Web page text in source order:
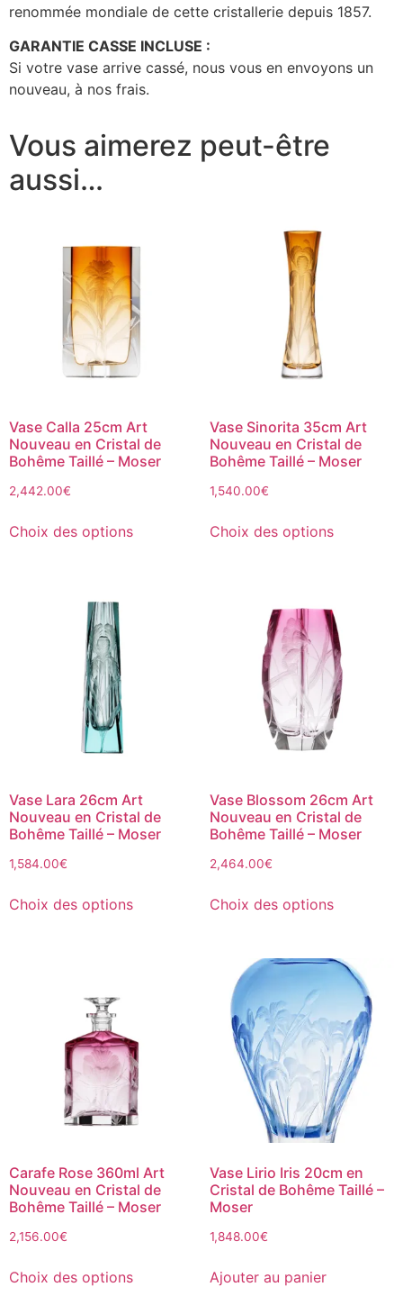
renommée mondiale de cette cristallerie depuis 1857.
GARANTIE CASSE INCLUSE :
Si votre vase arrive cassé, nous vous en envoyons un
nouveau, à nos frais.
Vous aimerez peut-être
aussi…
Vase Calla 25cm Art
Nouveau en Cristal de
Bohême Taillé – Moser
2,442.00€
Choix des options
Vase Sinorita 35cm Art
Nouveau en Cristal de
Bohême Taillé – Moser
1,540.00€
Choix des options
Vase Lara 26cm Art
Nouveau en Cristal de
Bohême Taillé – Moser
1,584.00€
Choix des options
Vase Blossom 26cm Art
Nouveau en Cristal de
Bohême Taillé – Moser
2,464.00€
Choix des options
Carafe Rose 360ml Art
Nouveau en Cristal de
Bohême Taillé – Moser
2,156.00€
Choix des options
Vase Lirio Iris 20cm en
Cristal de Bohême Taillé –
Moser
1,848.00€
Ajouter au panier